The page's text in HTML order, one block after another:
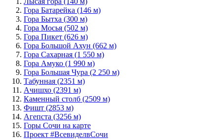
Гора Батарейка (146 м)
Гора Бытха (300 м)
Гора Мосья (502 м)
Гора Пикет (626 м)
Гора Большой Ахун (662 м)
Гора Сахарная (1 550 м)
Гора Амуко (1 990 м)
Гора Большая Чура (2 250 м)
Табунная (2351 м)
Ачишхо (2391 м)
Каменный столб (2509 м)
Фишт (2853 м)
Агепста (3256 м)
Горы Сочи на карте
Проект #ВсевиделвСочи